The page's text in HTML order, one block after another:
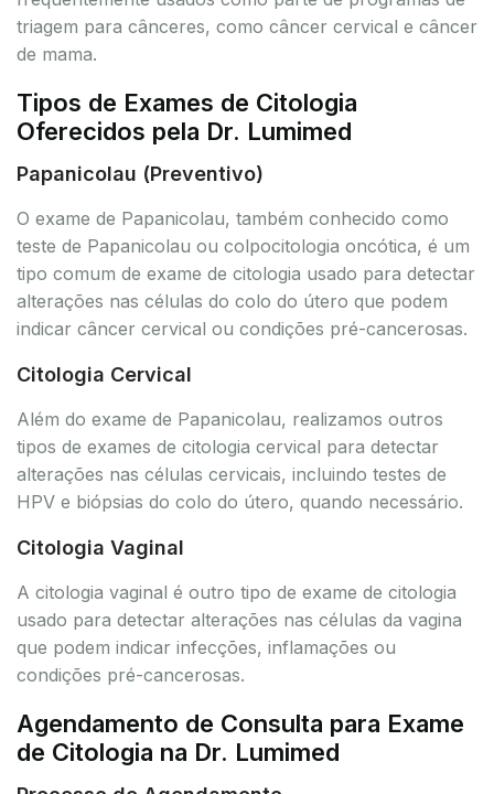
triagem para cânceres, como câncer cervical e câncer
de mama.
Tipos de Exames de Citologia
Oferecidos pela Dr. Lumimed
Papanicolau (Preventivo)
O exame de Papanicolau, também conhecido como
teste de Papanicolau ou colpocitologia oncótica, é um
tipo comum de exame de citologia usado para detectar
alterações nas células do colo do útero que podem
indicar câncer cervical ou condições pré-cancerosas.
Citologia Cervical
Além do exame de Papanicolau, realizamos outros
tipos de exames de citologia cervical para detectar
alterações nas células cervicais, incluindo testes de
HPV e biópsias do colo do útero, quando necessário.
Citologia Vaginal
A citologia vaginal é outro tipo de exame de citologia
usado para detectar alterações nas células da vagina
que podem indicar infecções, inflamações ou
condições pré-cancerosas.
Agendamento de Consulta para Exame
de Citologia na Dr. Lumimed